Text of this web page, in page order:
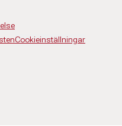
Cookieinställningar